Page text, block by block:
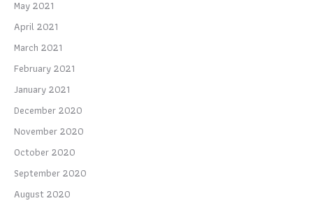
May 2021
April 2021
March 2021
February 2021
January 2021
December 2020
November 2020
October 2020
September 2020
August 2020